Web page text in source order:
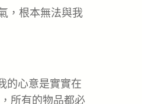
，根本無法與我
心意是實實在
所有的物品都必